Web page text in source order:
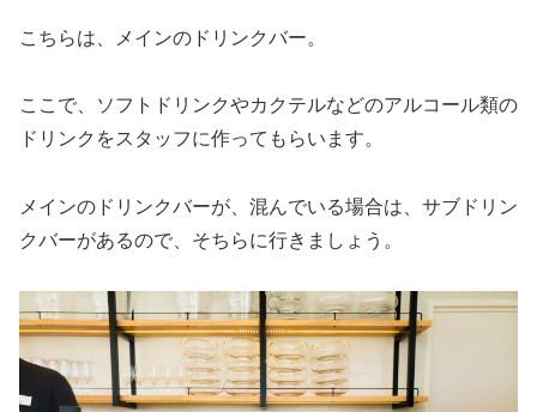
こちらは、メインのドリンクバー。
ここで、ソフトドリンクやカクテルなどのアルコール類の
ドリンクをスタッフに作ってもらいます。
メインのドリンクバーが、混んでいる場合は、サブドリン
クバーがあるので、そちらに行きましょう。